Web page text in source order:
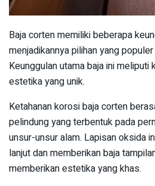
Baja corten memiliki beberapa
menjadikannya pilihan yang
Keunggulan utama baja ini meliputi
estetika yang unik.
Ketahanan korosi baja corten
pelindung yang terbentuk pada
unsur-unsur alam. Lapisan oksida
lanjut dan memberikan baja
memberikan estetika yang khas.